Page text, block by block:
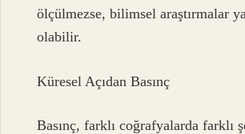
ölçülmezse, bilimsel araştırmalar
olabilir.
Küresel Açıdan Basınç
Basınç, farklı coğrafyalarda farklı